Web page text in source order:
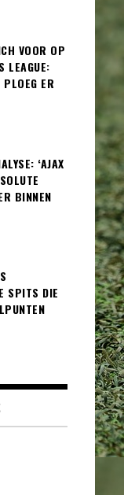
VOOR OP
LEAGUE:
ER
‘AJAX
BINNEN
SPITS DIE